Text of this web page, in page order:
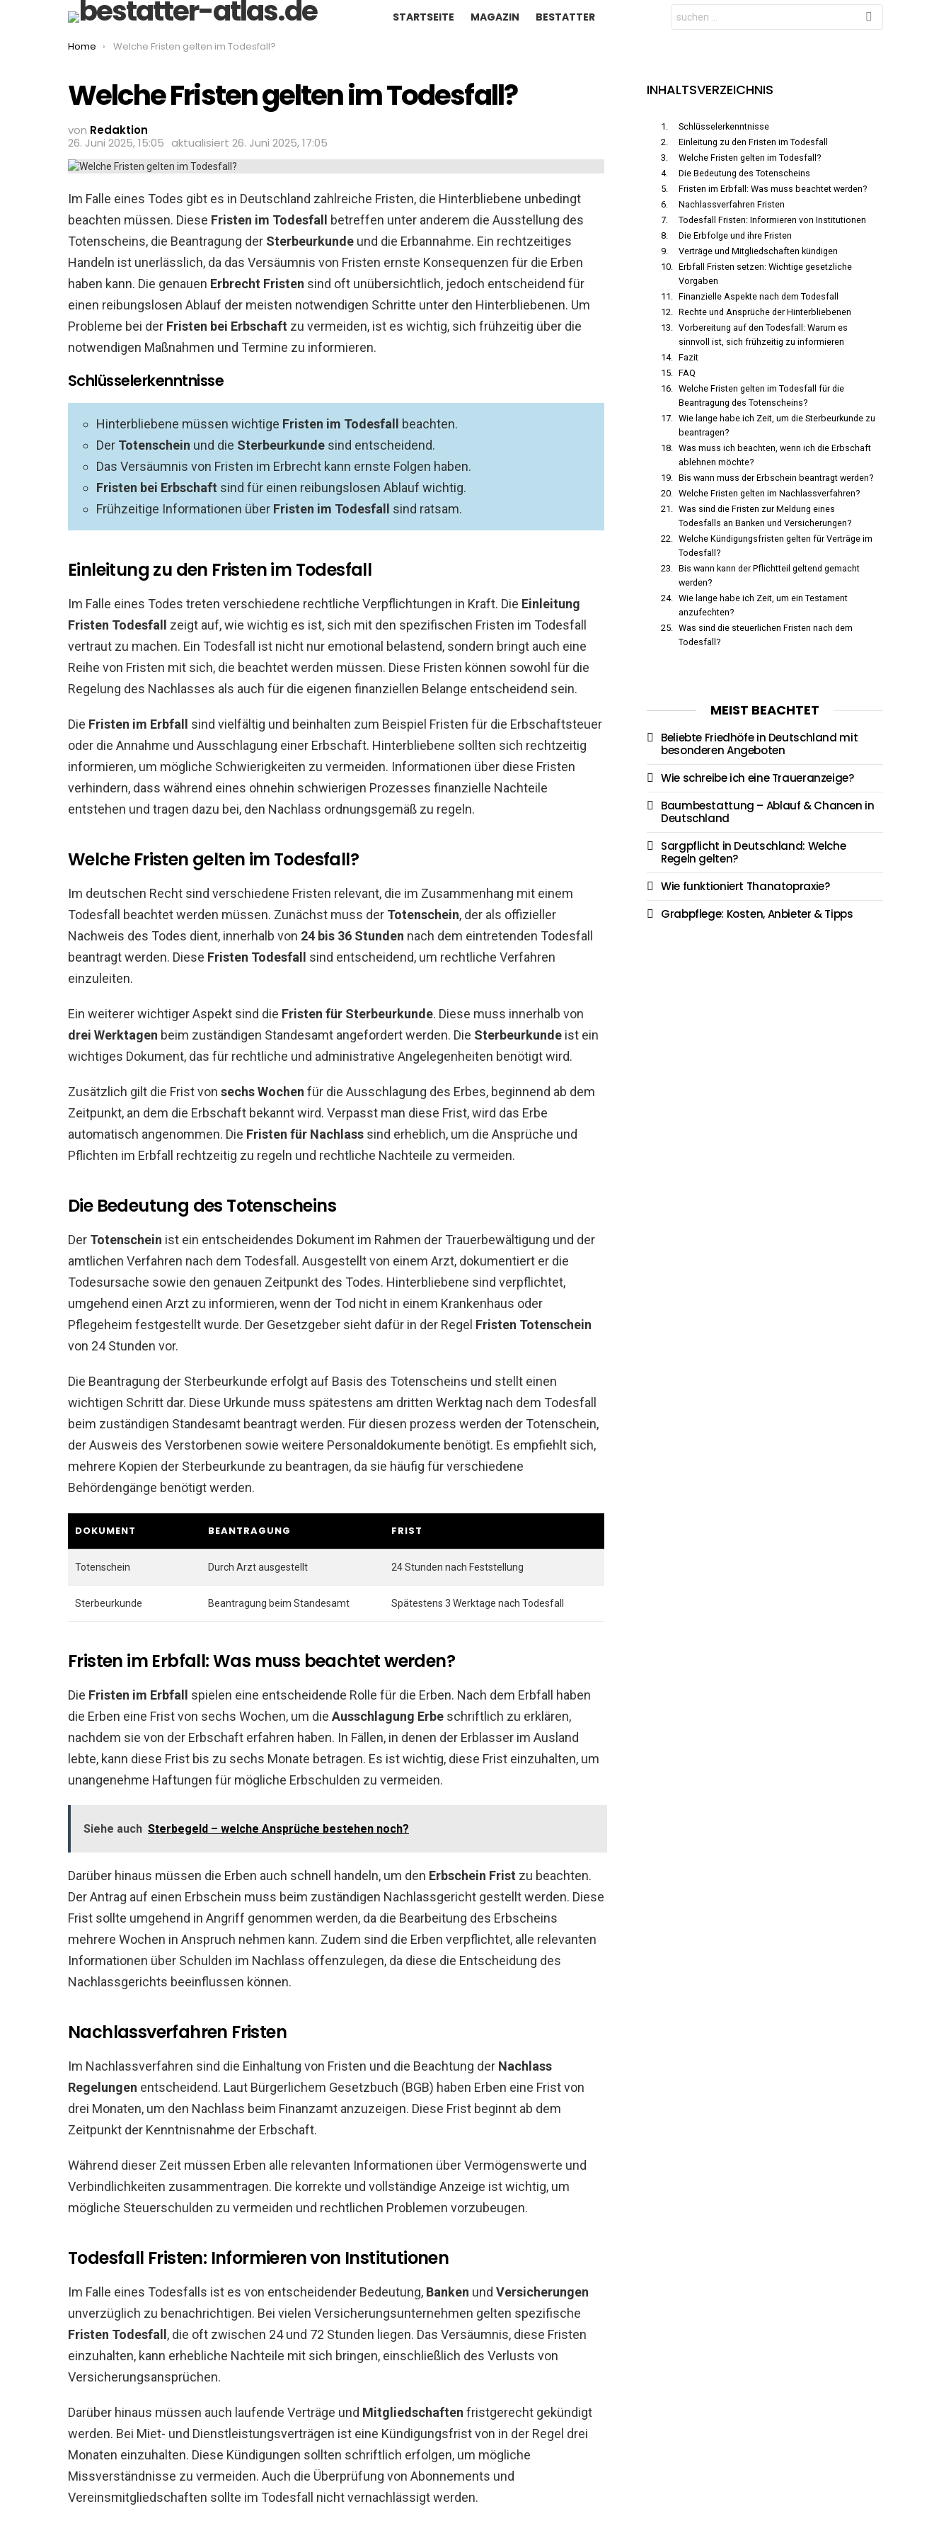
STARTSEITE MAGAZIN BESTATTER
Search
for:
You are here:
Home Welche Fristen gelten im Todesfall?
Welche Fristen gelten im Todesfall?
von Redaktion
26. Juni 2025, 15:05 aktualisiert 26. Juni 2025, 17:05
Im Falle eines Todes gibt es in Deutschland zahlreiche Fristen, die Hinterbliebene unbedingt
beachten müssen. Diese Fristen im Todesfall
betreffen unter anderem die Ausstellung des
Totenscheins, die Beantragung der Sterbeurkunde und die Erbannahme. Ein rechtzeitiges
Handeln ist unerlässlich, da das Versäumnis von Fristen ernste Konsequenzen für die Erben
haben kann. Die genauen Erbrecht Fristen sind oft unübersichtlich, jedoch entscheidend für
einen reibungslosen Ablauf der meisten notwendigen Schritte unter den Hinterbliebenen. Um
Probleme bei der Fristen bei Erbschaft zu vermeiden, ist es wichtig, sich frühzeitig über die
notwendigen Maßnahmen und Termine zu informieren.
Schlüsselerkenntnisse
Hinterbliebene müssen wichtige Fristen im Todesfall
beachten.
Der Totenschein und die Sterbeurkunde sind entscheidend.
Das Versäumnis von Fristen im Erbrecht kann ernste Folgen haben.
Fristen bei Erbschaft sind für einen reibungslosen Ablauf wichtig.
Frühzeitige Informationen über Fristen im Todesfall sind ratsam.
Einleitung zu den Fristen im Todesfall
Im Falle eines Todes treten verschiedene rechtliche Verpflichtungen in Kraft. Die Einleitung
Fristen Todesfall
zeigt auf, wie wichtig es ist, sich mit den spezifischen Fristen im Todesfall
vertraut zu machen. Ein Todesfall ist nicht nur emotional belastend, sondern bringt auch eine
Reihe von Fristen mit sich, die beachtet werden müssen. Diese Fristen können sowohl für die
Regelung des Nachlasses als auch für die eigenen finanziellen Belange entscheidend sein.
Die Fristen im Erbfall
sind vielfältig und beinhalten zum Beispiel Fristen für die Erbschaftsteuer
oder die Annahme und Ausschlagung einer Erbschaft. Hinterbliebene sollten sich rechtzeitig
informieren, um mögliche Schwierigkeiten zu vermeiden. Informationen über diese Fristen
verhindern, dass während eines ohnehin schwierigen Prozesses finanzielle Nachteile
entstehen und tragen dazu bei, den Nachlass ordnungsgemäß zu regeln.
Welche Fristen gelten im Todesfall?
Im deutschen Recht sind verschiedene Fristen relevant, die im Zusammenhang mit einem
Todesfall beachtet werden müssen. Zunächst muss der Totenschein, der als offizieller
Nachweis des Todes dient, innerhalb von 24 bis 36 Stunden nach dem eintretenden Todesfall
beantragt werden. Diese Fristen Todesfall
sind entscheidend, um rechtliche Verfahren
einzuleiten.
Ein weiterer wichtiger Aspekt sind die Fristen für Sterbeurkunde. Diese muss innerhalb von
drei Werktagen beim zuständigen Standesamt angefordert werden. Die Sterbeurkunde ist ein
wichtiges Dokument, das für rechtliche und administrative Angelegenheiten benötigt wird.
Zusätzlich gilt die Frist von sechs Wochen für die Ausschlagung des Erbes, beginnend ab dem
Zeitpunkt, an dem die Erbschaft bekannt wird. Verpasst man diese Frist, wird das Erbe
automatisch angenommen. Die Fristen für Nachlass sind erheblich, um die Ansprüche und
Pflichten im Erbfall rechtzeitig zu regeln und rechtliche Nachteile zu vermeiden.
Die Bedeutung des Totenscheins
Der Totenschein ist ein entscheidendes Dokument im Rahmen der Trauerbewältigung und der
amtlichen Verfahren nach dem Todesfall. Ausgestellt von einem Arzt, dokumentiert er die
Todesursache sowie den genauen Zeitpunkt des Todes. Hinterbliebene sind verpflichtet,
umgehend einen Arzt zu informieren, wenn der Tod nicht in einem Krankenhaus oder
Pflegeheim festgestellt wurde. Der Gesetzgeber sieht dafür in der Regel Fristen Totenschein
von 24 Stunden vor.
Die Beantragung der Sterbeurkunde erfolgt auf Basis des Totenscheins und stellt einen
wichtigen Schritt dar. Diese Urkunde muss spätestens am dritten Werktag nach dem Todesfall
beim zuständigen Standesamt beantragt werden. Für diesen prozess werden der Totenschein,
der Ausweis des Verstorbenen sowie weitere Personaldokumente benötigt. Es empfiehlt sich,
mehrere Kopien der Sterbeurkunde zu beantragen, da sie häufig für verschiedene
Behördengänge benötigt werden.
DOKUMENT BEANTRAGUNG FRIST
Totenschein Durch Arzt ausgestellt 24 Stunden nach Feststellung
Sterbeurkunde Beantragung beim Standesamt Spätestens 3 Werktage nach Todesfall
Fristen im Erbfall: Was muss beachtet werden?
Die Fristen im Erbfall
spielen eine entscheidende Rolle für die Erben. Nach dem Erbfall haben
die Erben eine Frist von sechs Wochen, um die Ausschlagung Erbe schriftlich zu erklären,
nachdem sie von der Erbschaft erfahren haben. In Fällen, in denen der Erblasser im Ausland
lebte, kann diese Frist bis zu sechs Monate betragen. Es ist wichtig, diese Frist einzuhalten, um
unangenehme Haftungen für mögliche Erbschulden zu vermeiden.
Siehe auch Sterbegeld – welche Ansprüche bestehen noch?
Darüber hinaus müssen die Erben auch schnell handeln, um den Erbschein Frist zu beachten.
Der Antrag auf einen Erbschein muss beim zuständigen Nachlassgericht gestellt werden. Diese
Frist sollte umgehend in Angriff genommen werden, da die Bearbeitung des Erbscheins
mehrere Wochen in Anspruch nehmen kann. Zudem sind die Erben verpflichtet, alle relevanten
Informationen über Schulden im Nachlass offenzulegen, da diese die Entscheidung des
Nachlassgerichts beeinflussen können.
Nachlassverfahren Fristen
Im Nachlassverfahren sind die Einhaltung von Fristen und die Beachtung der Nachlass
Regelungen entscheidend. Laut Bürgerlichem Gesetzbuch (BGB) haben Erben eine Frist von
drei Monaten, um den Nachlass beim Finanzamt anzuzeigen. Diese Frist beginnt ab dem
Zeitpunkt der Kenntnisnahme der Erbschaft.
Während dieser Zeit müssen Erben alle relevanten Informationen über Vermögenswerte und
Verbindlichkeiten zusammentragen. Die korrekte und vollständige Anzeige ist wichtig, um
mögliche Steuerschulden zu vermeiden und rechtlichen Problemen vorzubeugen.
Todesfall Fristen: Informieren von Institutionen
Im Falle eines Todesfalls ist es von entscheidender Bedeutung, Banken und Versicherungen
unverzüglich zu benachrichtigen. Bei vielen Versicherungsunternehmen gelten spezifische
Fristen Todesfall , die oft zwischen 24 und 72 Stunden liegen. Das Versäumnis, diese Fristen
einzuhalten, kann erhebliche Nachteile mit sich bringen, einschließlich des Verlusts von
Versicherungsansprüchen.
Darüber hinaus müssen auch laufende Verträge und Mitgliedschaften fristgerecht gekündigt
werden. Bei Miet- und Dienstleistungsverträgen ist eine Kündigungsfrist von in der Regel drei
Monaten einzuhalten. Diese Kündigungen sollten schriftlich erfolgen, um mögliche
Missverständnisse zu vermeiden. Auch die Überprüfung von Abonnements und
Vereinsmitgliedschaften sollte im Todesfall nicht vernachlässigt werden.
INHALTSVERZEICHNIS
Schlüsselerkenntnisse
Einleitung zu den Fristen im Todesfall
Welche Fristen gelten im Todesfall?
Die Bedeutung des Totenscheins
Fristen im Erbfall: Was muss beachtet werden?
Nachlassverfahren Fristen
Todesfall Fristen: Informieren von Institutionen
Die Erbfolge und ihre Fristen
Verträge und Mitgliedschaften kündigen
Erbfall Fristen setzen: Wichtige gesetzliche
Vorgaben
Finanzielle Aspekte nach dem Todesfall
Rechte und Ansprüche der Hinterbliebenen
Vorbereitung auf den Todesfall: Warum es
sinnvoll ist, sich frühzeitig zu informieren
Fazit
FAQ
Welche Fristen gelten im Todesfall für die
Beantragung des Totenscheins?
Wie lange habe ich Zeit, um die Sterbeurkunde zu
beantragen?
Was muss ich beachten, wenn ich die Erbschaft
ablehnen möchte?
Bis wann muss der Erbschein beantragt werden?
Welche Fristen gelten im Nachlassverfahren?
Was sind die Fristen zur Meldung eines
Todesfalls an Banken und Versicherungen?
Welche Kündigungsfristen gelten für Verträge im
Todesfall?
Bis wann kann der Pflichtteil geltend gemacht
werden?
Wie lange habe ich Zeit, um ein Testament
anzufechten?
Was sind die steuerlichen Fristen nach dem
Todesfall?
MEIST BEACHTET
Beliebte Friedhöfe in Deutschland mit
besonderen Angeboten
Wie schreibe ich eine Traueranzeige?
Baumbestattung – Ablauf & Chancen in
Deutschland
Sargpflicht in Deutschland: Welche
Regeln gelten?
Wie funktioniert Thanatopraxie?
Grabpflege: Kosten, Anbieter & Tipps